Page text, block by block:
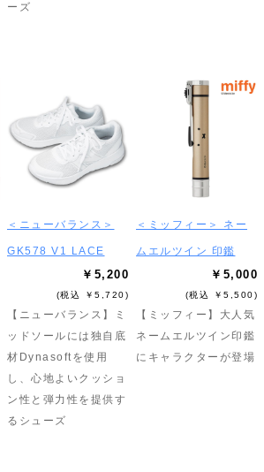
ーズ
＜ニューバランス＞
GK578 V1 LACE
￥5,200
(税込 ￥5,720)
【ニューバランス】ミ
ッドソールには独自底
材Dynasoftを使用
し、心地よいクッショ
ン性と弾力性を提供す
るシューズ
＜ミッフィー＞ ネー
ムエルツイン 印鑑
￥5,000
(税込 ￥5,500)
【ミッフィー】大人気
ネームエルツイン印鑑
にキャラクターが登場